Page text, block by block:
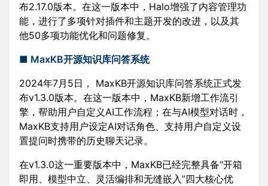
布2.17.0版本。在这一版本中，Halo增强了内容管理功
能，进行了多项针对插件和主题开发的改进，以及其
他50多项功能优化和问题修复。
■ MaxKB开源知识库问答系统
2024年7月5日， MaxKB开源知识库问答系统正式发
布v1.3.0版本。在这一版本中，MaxKB新增工作流引
擎，帮助用户自定义AI工作流程；在与AI模型对话时，
MaxKB支持用户设定AI对话角色、支持用户自定义设
置提问时携带的历史聊天记录。
在v1.3.0这一重要版本中，MaxKB已经完整具备“开箱
即用、模型中立、灵活编排和无缝嵌入”四大核心优